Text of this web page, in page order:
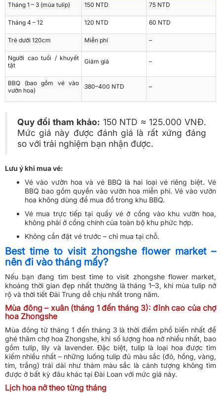
Tháng 1 – 3 (mùa tulip) 150 NTD 75 NTD
Tháng 4 – 12 120 NTD 60 NTD
Trẻ dưới 120cm Miễn phí –
Người cao tuổi / khuyết
tật
Giảm giá –
BBQ (bao gồm vé vào
vườn hoa)
380–400 NTD –
Quy đổi tham khảo: 150 NTD ≈ 125.000 VNĐ.
Mức giá này được đánh giá là rất xứng đáng
so với trải nghiệm bạn nhận được.
Lưu ý khi mua vé:
Vé vào vườn hoa và vé BBQ là hai loại vé riêng biệt. Vé
BBQ bao gồm quyền vào vườn hoa miễn phí. Vé vào vườn
hoa không dùng để mua đồ trong khu BBQ.
Vé mua trực tiếp tại quầy vé ở cổng vào khu vườn hoa,
không phải ở cổng chính của toàn bộ khu phức hợp.
Không cần đặt vé trước – chỉ mua tại chỗ.
Best time to visit zhongshe flower market –
nên đi vào tháng mấy?
Nếu bạn đang tìm best time to visit zhongshe flower market,
khoảng thời gian đẹp nhất thường là tháng 1–3, khi mùa tulip nở
rộ và thời tiết Đài Trung dễ chịu nhất trong năm.
Mùa đông – xuân (tháng 1 đến tháng 3): đỉnh cao của chợ
hoa Zhongshe
Mùa đông từ tháng 1 đến tháng 3 là thời điểm phổ biến nhất để
ghé thăm chợ hoa Zhongshe, khi số lượng hoa nở nhiều nhất, bao
gồm tulip, lily và lavender. Đặc biệt, tulip là loại hoa được tìm
kiếm nhiều nhất – những luống tulip đủ màu sắc (đỏ, hồng, vàng,
tím, trắng) trải dài như thảm màu sắc là cảnh tượng không tìm
được ở bất kỳ đâu khác tại Đài Loan với mức giá này.
Lịch hoa nở theo từng tháng